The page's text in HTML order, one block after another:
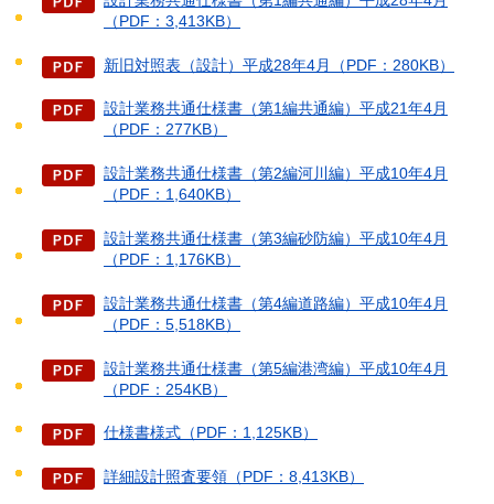
（PDF：3,413KB）
新旧対照表（設計）平成28年4月（PDF：280KB）
設計業務共通仕様書（第1編共通編）平成21年4月
（PDF：277KB）
設計業務共通仕様書（第2編河川編）平成10年4月
（PDF：1,640KB）
設計業務共通仕様書（第3編砂防編）平成10年4月
（PDF：1,176KB）
設計業務共通仕様書（第4編道路編）平成10年4月
（PDF：5,518KB）
設計業務共通仕様書（第5編港湾編）平成10年4月
（PDF：254KB）
仕様書様式（PDF：1,125KB）
詳細設計照査要領（PDF：8,413KB）